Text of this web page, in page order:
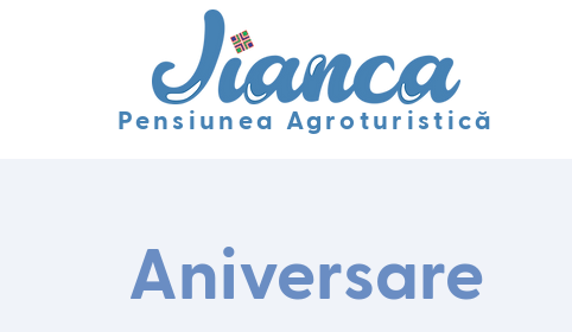
Pensiunea Agroturistică
Aniversare